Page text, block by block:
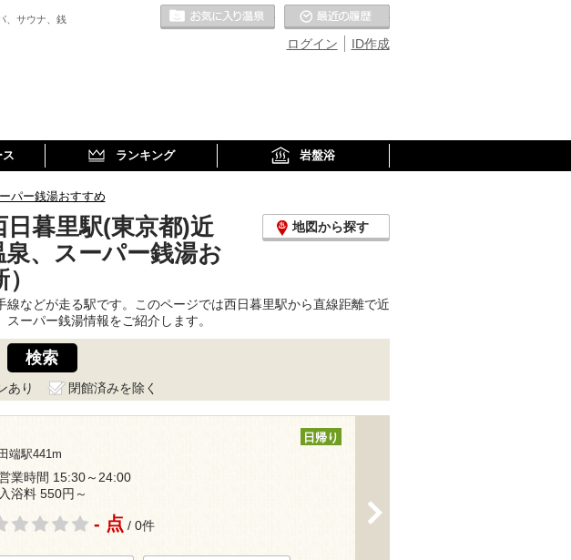
、サウナ、銭
ID作成
ログイン
お気に入りの温泉
ランキング 岩盤浴
パー銭湯おすすめ
日暮里駅(東京都)近
、スーパー銭湯お
地図から探す
などが走る駅です。このページでは西日暮里駅から直線距離で近
ーパー銭湯情報をご紹介します。
あり 閉館済みを除く
田端駅441m
日帰り
業時間 15:30～24:00
浴料 550円～
- 点 / 0件